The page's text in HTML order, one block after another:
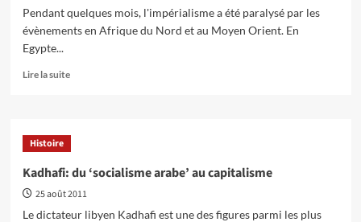
de
Kadhafi
Pendant quelques mois, l'impérialisme a été paralysé par les
évènements en Afrique du Nord et au Moyen Orient. En
Egypte...
Lire la suiteEn
Libye
essaie
de
récupérer
Histoire
Kadhafi: du ‘socialisme arabe’ au capitalisme
25 août 2011
Le dictateur libyen Kadhafi est une des figures parmi les plus